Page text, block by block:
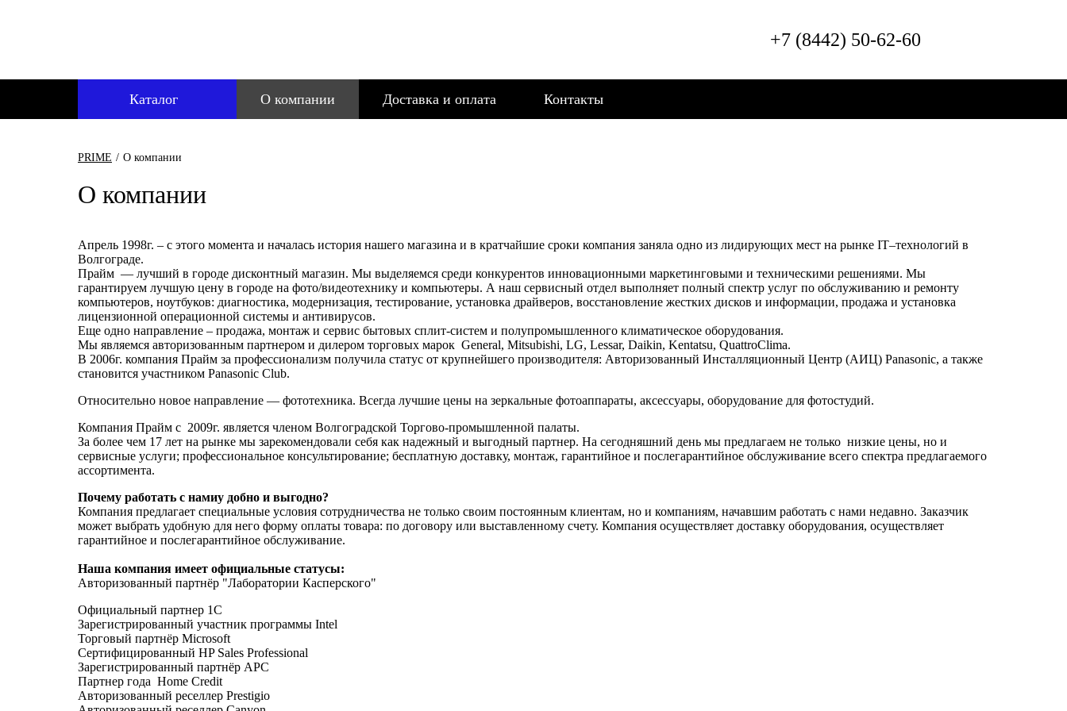
+7 (8442) 50-62-60
Каталог О компании Доставка и оплата Контакты
PRIME / О компании
О компании
Апрель 1998г. – с этого момента и началась история нашего магазина и в кратчайшие сроки компания заняла одно из лидирующих мест на рынке IT–технологий в
Волгограде.
Прайм — лучший в городе дисконтный магазин. Мы выделяемся среди конкурентов инновационными маркетинговыми и техническими решениями. Мы
гарантируем лучшую цену в городе на фото/видеотехнику и компьютеры. А наш сервисный отдел выполняет полный спектр услуг по обслуживанию и ремонту
компьютеров, ноутбуков: диагностика, модернизация, тестирование, установка драйверов, восстановление жестких дисков и информации, продажа и установка
лицензионной операционной системы и антивирусов.
Еще одно направление – продажа, монтаж и сервис бытовых сплит-систем и полупромышленного климатическое оборудования.
Мы являемся авторизованным партнером и дилером торговых марок General, Mitsubishi, LG, Lessar, Daikin, Kentatsu, QuattroClima.
В 2006г. компания Прайм за профессионализм получила статус от крупнейшего производителя: Авторизованный Инсталляционный Центр (АИЦ) Panasonic, а также
становится участником Panasonic Club.
Относительно новое направление — фототехника. Всегда лучшие цены на зеркальные фотоаппараты, аксессуары, оборудование для фотостудий.
Компания Прайм с 2009г. является членом Волгоградской Торгово-промышленной палаты.
За более чем 17 лет на рынке мы зарекомендовали себя как надежный и выгодный партнер. На сегодняшний день мы предлагаем не только низкие цены, но и
сервисные услуги; профессиональное консультирование; бесплатную доставку, монтаж, гарантийное и послегарантийное обслуживание всего спектра предлагаемого
ассортимента.
Почему работать с намиу добно и выгодно?
Компания предлагает специальные условия сотрудничества не только своим постоянным клиентам, но и компаниям, начавшим работать с нами недавно. Заказчик
может выбрать удобную для него форму оплаты товара: по договору или выставленному счету. Компания осуществляет доставку оборудования, осуществляет
гарантийное и послегарантийное обслуживание.
Наша компания имеет официальные статусы:
Авторизованный партнёр "Лаборатории Касперского"
Официальный партнер 1С
Зарегистрированный участник программы Intel
Торговый партнёр Microsoft
Сертифицированный HP Sales Professional
Зарегистрированный партнёр APC
Партнер года Home Credit
Авторизованный реселлер Prestigio